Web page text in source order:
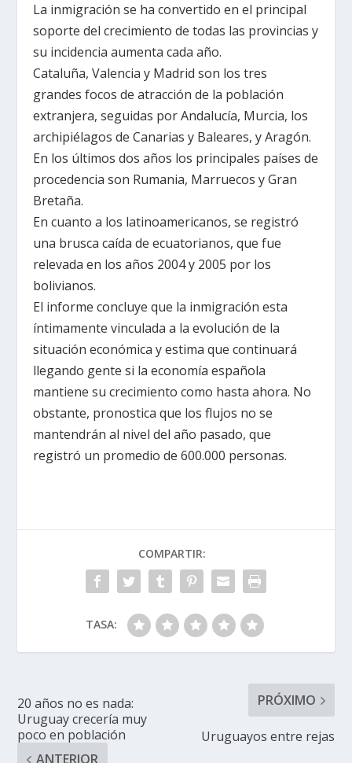
La inmigración se ha convertido en el principal
soporte del crecimiento de todas las provincias y
su incidencia aumenta cada año.
Cataluña, Valencia y Madrid son los tres
grandes focos de atracción de la población
extranjera, seguidas por Andalucía, Murcia, los
archipiélagos de Canarias y Baleares, y Aragón.
En los últimos dos años los principales países de
procedencia son Rumania, Marruecos y Gran
Bretaña.
En cuanto a los latinoamericanos, se registró
una brusca caída de ecuatorianos, que fue
relevada en los años 2004 y 2005 por los
bolivianos.
El informe concluye que la inmigración esta
íntimamente vinculada a la evolución de la
situación económica y estima que continuará
llegando gente si la economía española
mantiene su crecimiento como hasta ahora. No
obstante, pronostica que los flujos no se
mantendrán al nivel del año pasado, que
registró un promedio de 600.000 personas.
COMPARTIR:
TASA:
20 años no es nada:
Uruguay crecería muy
poco en población
ANTERIOR
PRÓXIMO
Uruguayos entre rejas